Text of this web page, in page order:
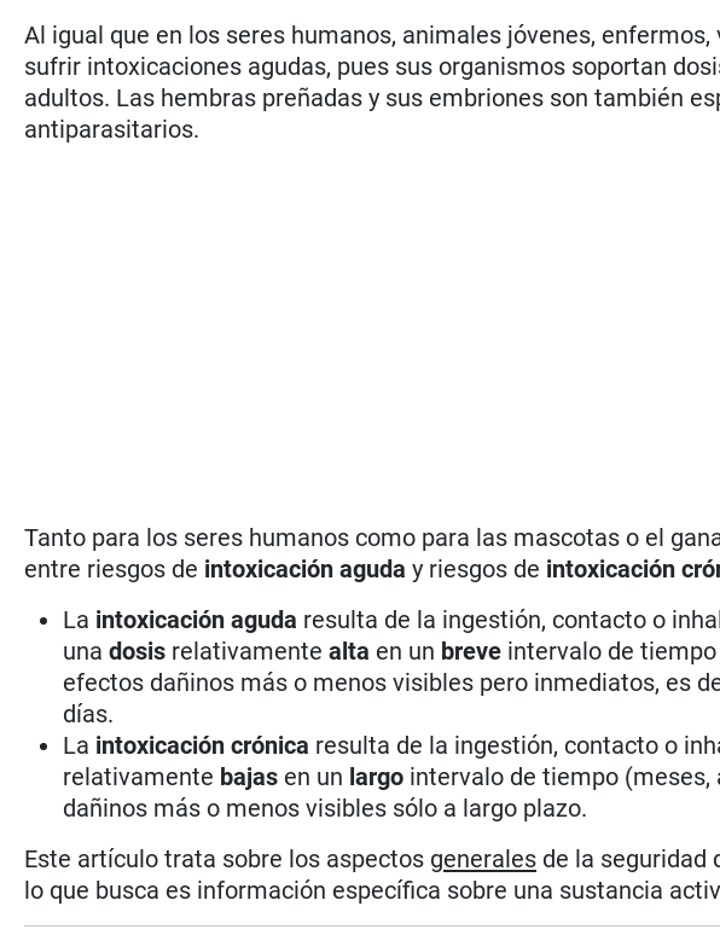
Al igual que en los seres humanos, animales jóvenes,
sufrir intoxicaciones agudas, pues sus organismos soportan
adultos. Las hembras preñadas y sus embriones son también
antiparasitarios.
Tanto para los seres humanos como para las mascotas o el
entre riesgos de intoxicación aguda y riesgos de intoxicación
La intoxicación aguda resulta de la ingestión, contacto o
unadosis relativamentealta en un breve intervalo de
efectos dañinos más o menos visibles pero inmediatos, es
días.
La intoxicación crónica resulta de la ingestión, contacto o
relativamente bajas en un largo intervalo de tiempo
dañinos más o menos visibles sólo a largo plazo.
Este artículo trata sobre los aspectos generales de la seguridad
lo que busca es información específica sobre una sustancia